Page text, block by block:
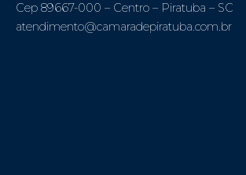
Cep 89667-000 – Centro – Piratuba – SC
atendimento@camaradepiratuba.com.br